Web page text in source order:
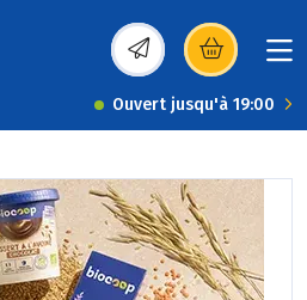
(s’ouvre dans une
Ouvert jusqu'à 19:00